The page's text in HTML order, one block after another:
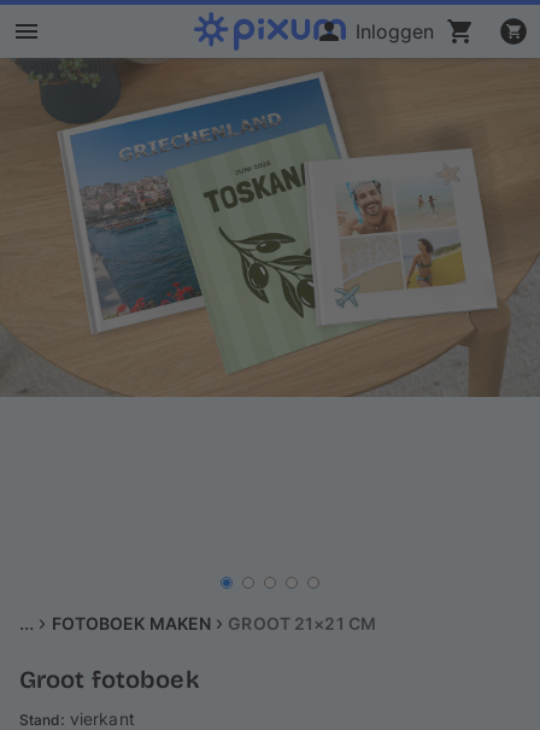
Inloggen
Fotoboek maken
Foto's afdrukken
Posters & wanddecoratie
Kalenders
Fotocadeaus
Thema's
Service
Groot fotoboek
Stand: vierkant
... FOTOBOEK MAKEN GROOT 21×21 CM